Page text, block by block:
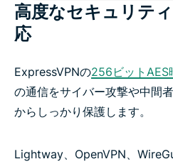
高度なセキュリテ
応
ExpressVPNの256ビットAES
の通信をサイバー攻撃や中間
からしっかり保護します。
Lightway、OpenVPN、